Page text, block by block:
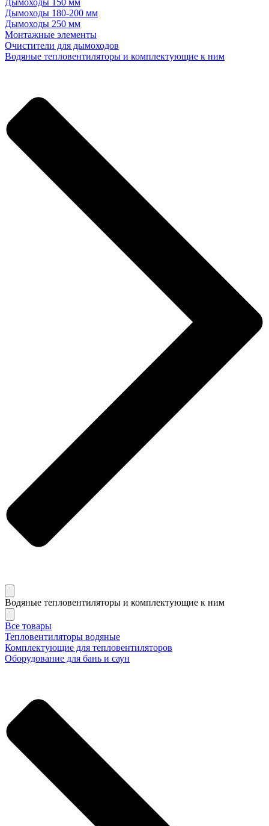
Дымоходы 180-200 мм
Дымоходы 250 мм
Монтажные элементы
Очистители для дымоходов
Водяные тепловентиляторы и комплектующие к ним
Водяные тепловентиляторы и комплектующие к ним
Все товары
Тепловентиляторы водяные
Комплектующие для тепловентиляторов
Оборудование для бань и саун